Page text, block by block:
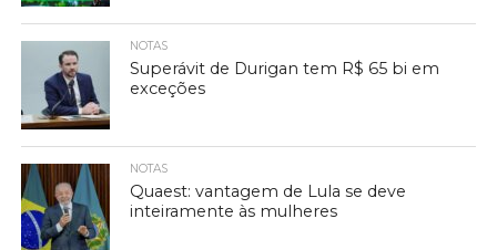
NOTAS
Superávit de Durigan tem R$ 65 bi em
exceções
NOTAS
Quaest: vantagem de Lula se deve
inteiramente às mulheres